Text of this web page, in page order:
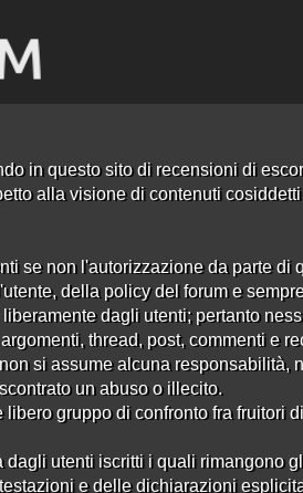
in questo sito di recensioni di
alla visione di contenuti
se non l'autorizzazione da parte di
della policy del forum e
dagli utenti; pertanto
thread, post, commenti e
si assume alcuna responsabilità,
un abuso o illecito.
gruppo di confronto fra fruitori
utenti iscritti i quali rimangono
e delle dichiarazioni